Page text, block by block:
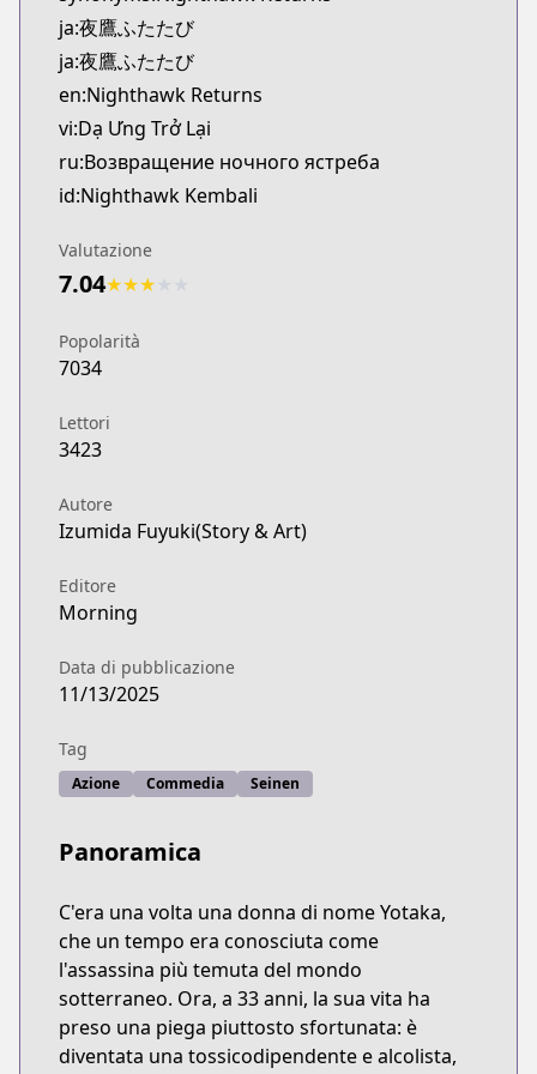
ja:夜鷹ふたたび
ja:夜鷹ふたたび
en:Nighthawk Returns
vi:Dạ Ưng Trở Lại
ru:Возвращение ночного ястреба
id:Nighthawk Kembali
Valutazione
7.04★★★
Popolarità
7034
Lettori
3423
Autore
Izumida Fuyuki(Story & Art)
Editore
Morning
Data di pubblicazione
11/13/2025
Tag
Azione Commedia Seinen
Panoramica
C'era una volta una donna di nome Yotaka,
che un tempo era conosciuta come
l'assassina più temuta del mondo
sotterraneo. Ora, a 33 anni, la sua vita ha
preso una piega piuttosto sfortunata: è
diventata una tossicodipendente e alcolista,